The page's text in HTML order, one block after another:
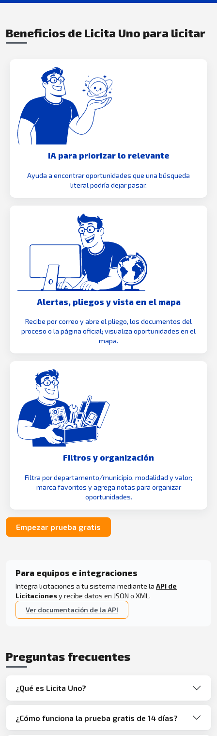
Beneficios de Licita Uno para licitar
IA para priorizar lo relevante
Ayuda a encontrar oportunidades que una búsqueda
literal podría dejar pasar.
Alertas, pliegos y vista en el mapa
Recibe por correo y abre el pliego, los documentos del
proceso o la página oficial; visualiza oportunidades en el
mapa.
Filtros y organización
Filtra por departamento/municipio, modalidad y valor;
marca favoritos y agrega notas para organizar
oportunidades.
Empezar prueba gratis
Para equipos e integraciones
Integra licitaciones a tu sistema mediante la API de
Licitacionesy recibe datos en JSON o XML.
Ver documentación de la API
Preguntas frecuentes
¿Qué es Licita Uno?
¿Cómo funciona la prueba gratis de 14 días?